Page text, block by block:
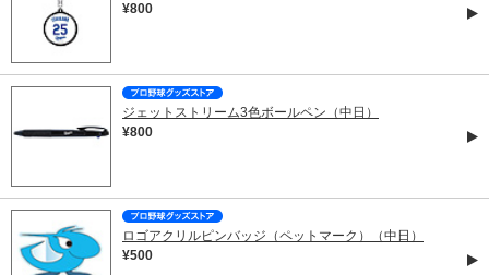
¥800
ジェットストリーム3色ボールペン（中日）
¥800
ロゴアクリルピンバッジ（ペットマーク）（中日）
¥500